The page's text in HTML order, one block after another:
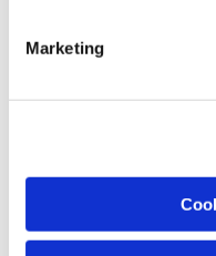
Marketing